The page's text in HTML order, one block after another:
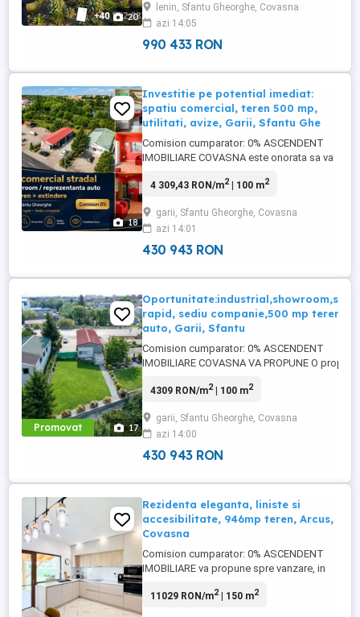
20
NZEB (Nearly Zero Energy Building), cu
certificat energetic A+, unde confortul,
tehnologia si eficienta energetica ...
lenin, Sfantu Gheorghe, Covasna
azi 14:05
990 433 RON
18
Investitie pe potential imediat:
spatiu comercial, teren 500 mp,
utilitati, avize, Garii, Sfantu Ghe
Comision cumparator: 0% ASCENDENT
IMOBILIARE COVASNA este onorata sa va
apreciabila, pregatita sa devina noul reper
excelenta poate face diferenta dintre o
afacere obisnuita si una de succes. In
cartierul Garii din Sfantu Gheorghe ...
4 309,43 RON/m2| 100 m2
garii, Sfantu Gheorghe, Covasna
azi 14:01
430 943 RON
Promovat 17
rapid, sediu companie,500 mp
auto, Garii, Sfantu
Comision cumparator: 0% ASCENDENT
IMOBILIARE COVASNA VA PROPUNE O
dumneavoastra! O locatie excelenta poate face
succes. In cartierul Garii din Sfantu Gheorghe
prezentam o proprietate versatila, ...
4309 RON/m2| 100 m2
garii, Sfantu Gheorghe, Covasna
azi 14:00
430 943 RON
Rezidenta eleganta, liniste si
accesibilitate, 946mp teren, Arcus,
Covasna
Comision cumparator: 0% ASCENDENT
IMOBILIARE va propune spre vanzare, in
exceptie, finalizata in anul 2025, situata in
11029 RON/m2| 150 m2